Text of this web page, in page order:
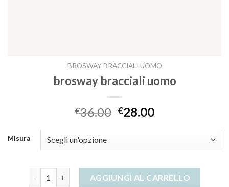
BROSWAY BRACCIALI UOMO
brosway bracciali uomo
€36.00 €28.00
Misura
AGGIUNGI AL CARRELLO